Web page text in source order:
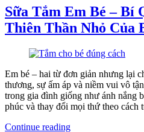
như
thế
nào
là
tốt
nhất”
Sữa Tắm Em Bé – Bí
Thiên Thần Nhỏ Của
Em bé – hai từ đơn giản nhưng lại
thương, sự ấm áp và niềm vui vô
trong gia đình giống như ánh nắng
phúc và thay đổi mọi thứ theo
Continue reading“Sữa